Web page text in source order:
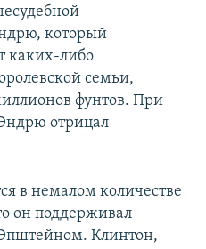
который
каких-либо
семьи,
фунтов. При
отрицал
в немалом количестве
он поддерживал
Клинтон,